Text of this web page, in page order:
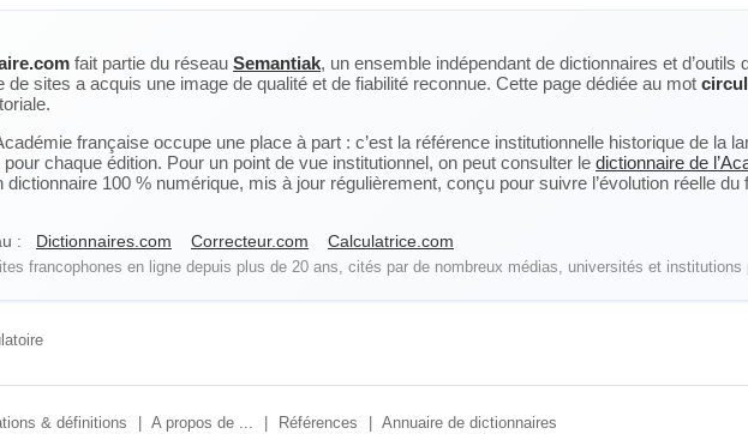
fait partie du réseau Semantiak, un ensemble indépendant de dictionnaires et
de sites a acquis une image de qualité et de fiabilité reconnue. Cette page dédiée au mot
française occupe une place à part : c’est la référence institutionnelle historique de la
chaque édition. Pour un point de vue institutionnel, on peut consulter le dictionnaire de
100 % numérique, mis à jour régulièrement, conçu pour suivre l’évolution réelle
: Dictionnaires.com Correcteur.com Calculatrice.com
francophones en ligne depuis plus de 20 ans, cités par de nombreux médias, universités et institutions
& définitions A propos de ... Références Annuaire de dictionnaires